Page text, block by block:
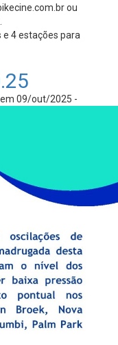
ou
e 4 estações para
em 09/out/2025 -